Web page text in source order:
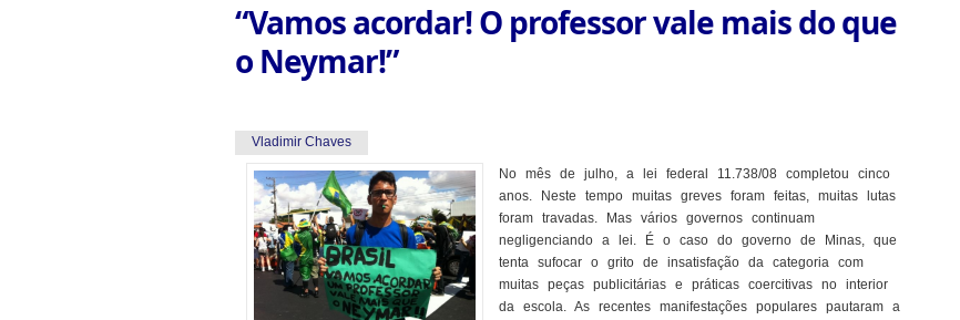
“Vamos acordar! O professor vale mais do que
o Neymar!”
Vladimir Chaves
No mês de julho, a lei federal 11.738/08 completou cinco
anos. Neste tempo muitas greves foram feitas, muitas lutas
foram travadas. Mas vários governos continuam
negligenciando a lei. É o caso do governo de Minas, que
tenta sufocar o grito de insatisfação da categoria com
muitas peças publicitárias e práticas coercitivas no interior
da escola. As recentes manifestações populares pautaram a